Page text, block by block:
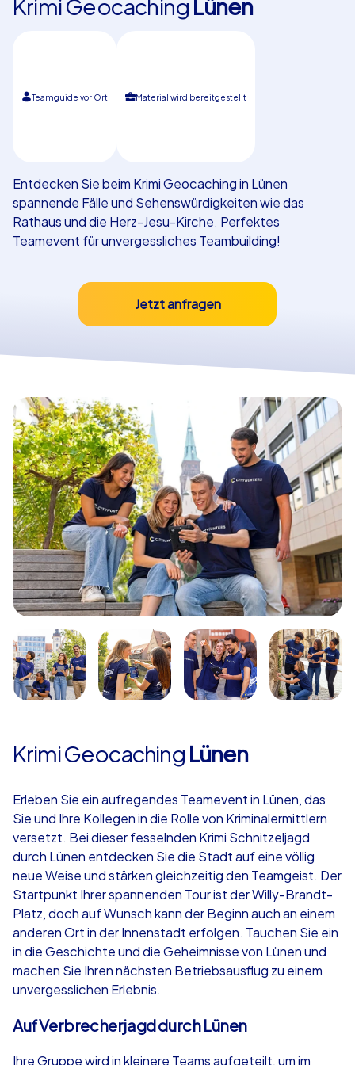
Krimi Geocaching Lünen
Teamguide vor Ort Material wird bereitgestellt
Entdecken Sie beim Krimi Geocaching in Lünen
spannende Fälle und Sehenswürdigkeiten wie das
Rathaus und die Herz-Jesu-Kirche. Perfektes
Teamevent für unvergessliches Teambuilding!
Jetzt anfragen
Krimi Geocaching Lünen
Erleben Sie ein aufregendes Teamevent in Lünen, das
Sie und Ihre Kollegen in die Rolle von Kriminalermittlern
versetzt. Bei dieser fesselnden Krimi Schnitzeljagd
durch Lünen entdecken Sie die Stadt auf eine völlig
neue Weise und stärken gleichzeitig den Teamgeist. Der
Startpunkt Ihrer spannenden Tour ist der Willy-Brandt-
Platz, doch auf Wunsch kann der Beginn auch an einem
anderen Ort in der Innenstadt erfolgen. Tauchen Sie ein
in die Geschichte und die Geheimnisse von Lünen und
machen Sie Ihren nächsten Betriebsausflug zu einem
unvergesslichen Erlebnis.
Auf Verbrecherjagd durch Lünen
Ihre Gruppe wird in kleinere Teams aufgeteilt, um im